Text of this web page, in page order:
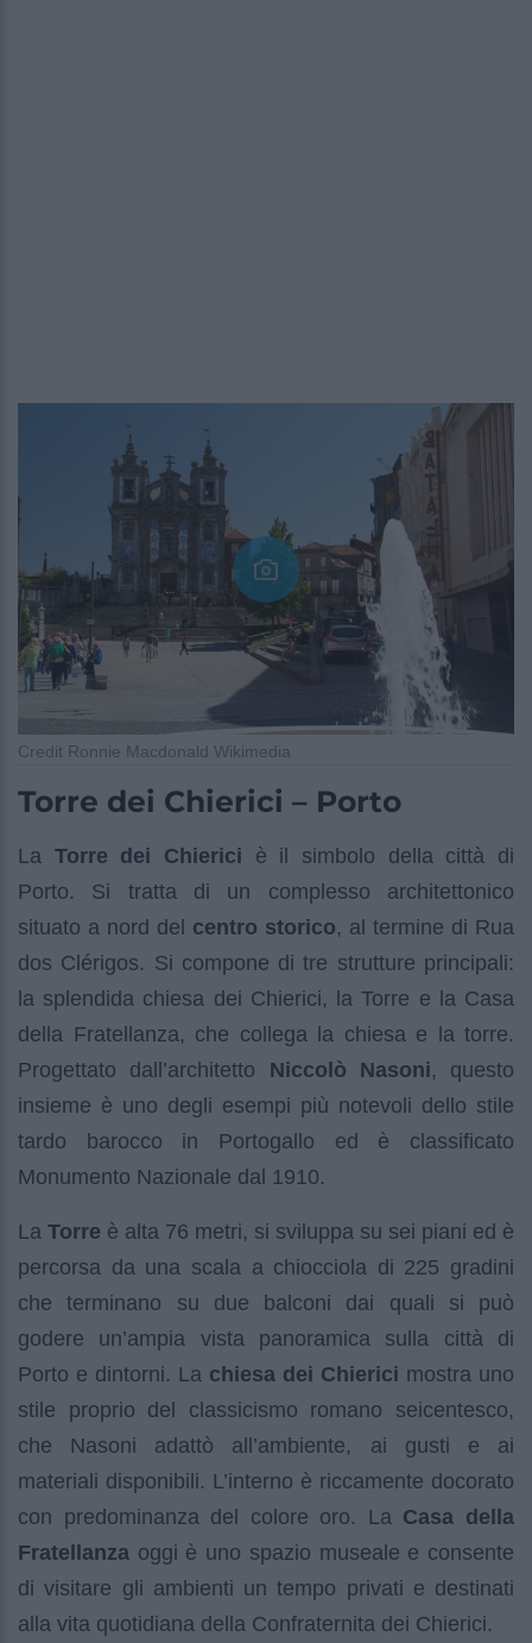
Credit Ronnie Macdonald Wikimedia
Torre dei Chierici – Porto
La Torre dei Chierici è il simbolo della città di
Porto. Si tratta di un complesso architettonico
situato a nord del centro storico, al termine di Rua
dos Clérigos. Si compone di tre strutture principali:
la splendida chiesa dei Chierici, la Torre e la Casa
della Fratellanza, che collega la chiesa e la torre.
Progettato dall’architetto Niccolò Nasoni, questo
insieme è uno degli esempi più notevoli dello stile
tardo barocco in Portogallo ed è classificato
Monumento Nazionale dal 1910.
La Torre è alta 76 metri, si sviluppa su sei piani ed è
percorsa da una scala a chiocciola di 225 gradini
che terminano su due balconi dai quali si può
godere un’ampia vista panoramica sulla città di
Porto e dintorni. La chiesa dei Chierici mostra uno
stile proprio del classicismo romano seicentesco,
che Nasoni adattò all’ambiente, ai gusti e ai
materiali disponibili. L’interno è riccamente docorato
con predominanza del colore oro. La Casa della
Fratellanza oggi è uno spazio museale e consente
di visitare gli ambienti un tempo privati ​​e destinati
alla vita quotidiana della Confraternita dei Chierici.